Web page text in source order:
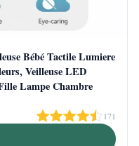
Bébé Tactile Lumiere
Veilleuse LED
Lampe Chambre
171